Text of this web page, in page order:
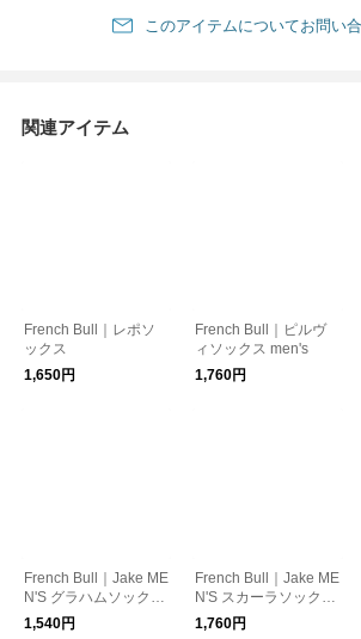
このアイテムについてお問い
関連アイテム
French Bull｜レポソ
ックス
1,650円
French Bull｜ピルヴ
ィソックス men's
1,760円
French Bull｜Jake ME
N'S グラハムソックス
メンズソックス 靴下
1,540円
French Bull｜Jake ME
N'S スカーラソックス
メンズソックス 靴下
1,760円